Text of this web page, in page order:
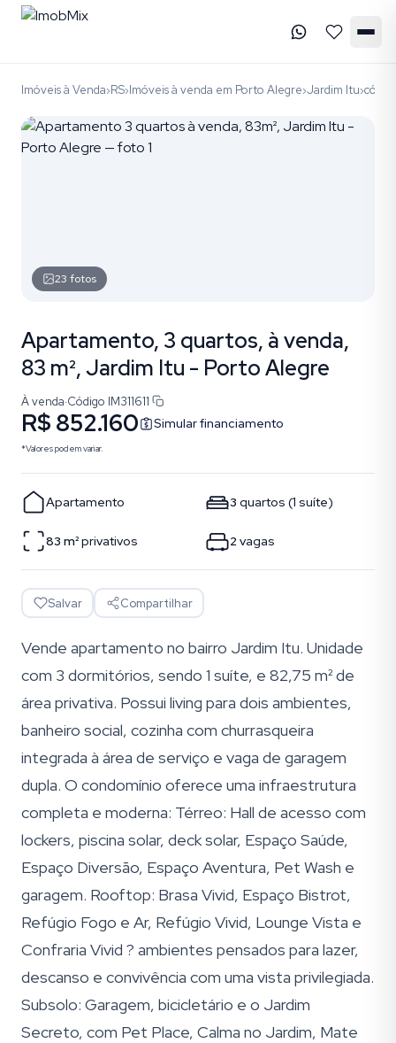
Imóveis à Venda›RS›Imóveis à venda em Porto Alegre›Jardim Itu›
23 fotos
Apartamento, 3 quartos, à venda,
83 m², Jardim Itu - Porto Alegre
À venda·Código IM311611
R$ 852.160 Simular financiamento
*Valores podem variar.
Apartamento 3 quartos (1 suíte)
83 m²privativos 2 vagas
Salvar Compartilhar
Vende apartamento no bairro Jardim Itu. Unidade
com 3 dormitórios, sendo 1 suíte, e 82,75 m² de
área privativa. Possui living para dois ambientes,
banheiro social, cozinha com churrasqueira
integrada à área de serviço e vaga de garagem
dupla. O condomínio oferece uma infraestrutura
completa e moderna: Térreo: Hall de acesso com
lockers, piscina solar, deck solar, Espaço Saúde,
Espaço Diversão, Espaço Aventura, Pet Wash e
garagem. Rooftop: Brasa Vivid, Espaço Bistrot,
Refúgio Fogo e Ar, Refúgio Vivid, Lounge Vista e
Confraria Vivid ? ambientes pensados para lazer,
descanso e convivência com uma vista privilegiada.
Subsolo: Garagem, bicicletário e o Jardim
Secreto, com Pet Place, Calma no Jardim, Mate